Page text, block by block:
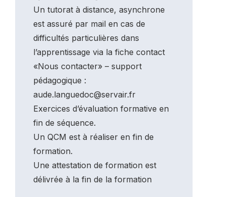
Un tutorat à distance, asynchrone
est assuré par mail en cas de
difficultés particulières dans
l’apprentissage via la fiche contact
«Nous contacter» – support
pédagogique :
aude.languedoc@servair.fr
Exercices d’évaluation formative en
fin de séquence.
Un QCM est à réaliser en fin de
formation.
Une attestation de formation est
délivrée à la fin de la formation